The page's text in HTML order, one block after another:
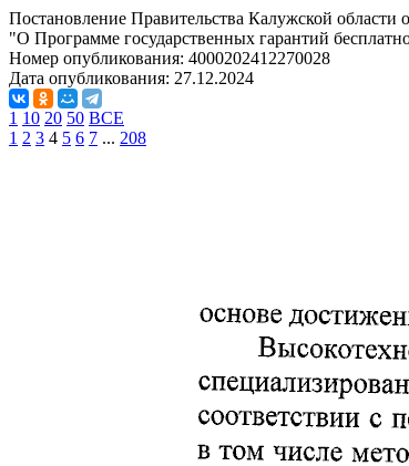
Постановление Правительства Калужской области
"О Программе государственных гарантий
Номер опубликования: 4000202412270028
Дата опубликования: 27.12.2024
1 10 20 50 ВСЕ
1 2 3 4 5 6 7 ... 208